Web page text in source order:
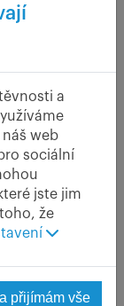
popenec.
jídelním
šťovíku.
kopru
je
určitě stojí za
a
web
sociální
jste jim
že
přijímám vše